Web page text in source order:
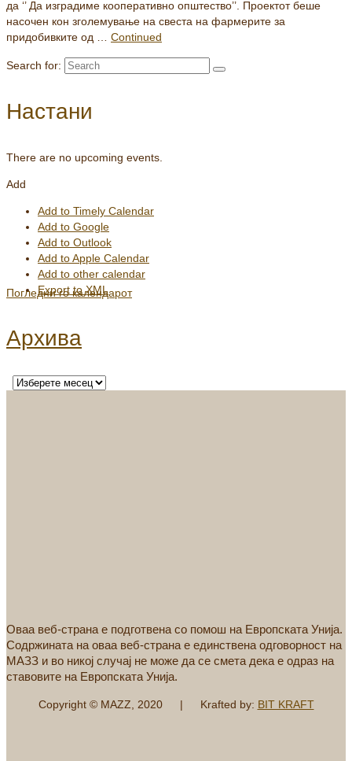
да ‘’ Да изградиме кооперативно општество’’. Проектот беше
насочен кон зголемување на свеста на фармерите за
придобивките од … Continued
Search for:
Настани
There are no upcoming events.
Add
Add to Timely Calendar
Add to Google
Add to Outlook
Add to Apple Calendar
Add to other calendar
Export to XML
Погледни го календарот
Архива
Оваа веб-страна е подготвена со помош на Европската Унија.
Содржината на оваа веб-страна е единствена одговорност на
МАЗЗ и во никој случај не може да се смета дека е одраз на
ставовите на Европската Унија.
Copyright © MAZZ, 2020 | Krafted by: BIT KRAFT